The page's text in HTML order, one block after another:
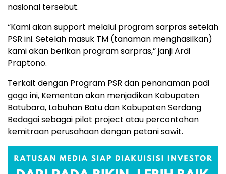
nasional tersebut.
“Kami akan support melalui program sarpras setelah
PSR ini. Setelah masuk TM (tanaman menghasilkan)
kami akan berikan program sarpras,” janji Ardi
Praptono.
Terkait dengan Program PSR dan penanaman padi
gogo ini, Kementan akan menjadikan Kabupaten
Batubara, Labuhan Batu dan Kabupaten Serdang
Bedagai sebagai pilot project atau percontohan
kemitraan perusahaan dengan petani sawit.